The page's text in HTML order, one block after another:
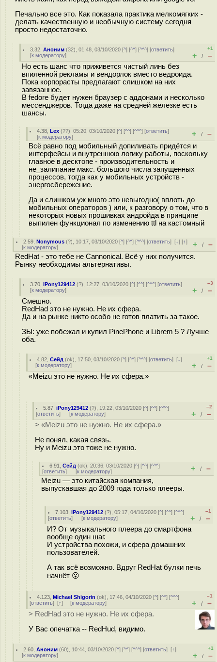
Печально все это. Как показала практика мелкомягких -
делать качественную и необычную систему сегодня
просто недостаточно.
3.32 ,Аноним (32), 01:48, 03/10/2020 [^] [^^] [^^^] [ответить]
[к модератору]
+1
+ / –
Но есть шанс что приживется чистый линь без
впиленной рекламы и вендорлок вместо ведроида.
Пока корпорасты предлагают слишком на них
завязанное.
В fedore будет нужен браузер с аддонами и несколько
мессенджеров. Тогда даже на средней железке есть
шансы.
4.38 ,Lex (??), 05:20, 03/10/2020 [^] [^^] [^^^] [ответить]
[к модератору] + / –
Всё равно под мобильный допиливать придётся и
интерфейсы и внутреннюю логику работы, поскольку
главное в десктопе - производительность и
не_залипание макс. большого числа запущенных
процессов, тогда как у мобильных устройств -
энергосбережение.
Да и слишком уж много это невыгодно( вплоть до
мобильных операторов ) или, к разговору о том, что в
некоторых новых прошивках андройда в принципе
выпилен функционал по изменению ttl на кастомный
2.59 ,Nonymous (?), 10:17, 03/10/2020 [^] [^^] [^^^] [ответить][↓] [↑]
[к модератору] + / –
RedHat - это тебе не Cannonical. Всё у них получится.
Рынку необходимы альтернативы.
3.70 ,iPony129412 (?), 12:27, 03/10/2020 [^] [^^] [^^^] [ответить]
[к модератору]
–3
+ / –
Смешно.
RedHad это не нужно. Не их сфера.
Да и на рынке никто особо не готов платить за такое.
ЗЫ: уже побежал и купил PinePhone и Librem 5 ? Лучше
оба.
4.82 ,Сейд (ok), 17:50, 03/10/2020 [^] [^^] [^^^] [ответить][↓]
[к модератору]
+1
+ / –
«Meizu это не нужно. Не их сфера.»
5.87 ,iPony129412 (?), 19:22, 03/10/2020 [^] [^^] [^^^]
[ответить] [к модератору]
–2
+ / –
> «Meizu это не нужно. Не их сфера.»
Не понял, какая связь.
Ну и Meizu это тоже не нужно.
6.91 ,Сейд (ok), 20:36, 03/10/2020 [^] [^^] [^^^]
[ответить] [к модератору] + / –
Meizu — это китайская компания,
выпускавшая до 2009 года только плееры.
7.103 ,iPony129412 (?), 05:17, 04/10/2020 [^] [^^] [^^^]
[ответить] [к модератору]
–1
+ / –
И? От музыкального плеера до смартфона
вообще один шаг.
И устройства похожи, и сфера домашних
пользователей.
А так всё возможно. Вдруг RedHat булки печь
начнёт 😮
4.123 ,Michael Shigorin (ok), 17:46, 04/10/2020 [^] [^^] [^^^]
[ответить] [↑] [к модератору]
–1
+ / –
> RedHad это не нужно. Не их сфера.
У Вас опечатка -- RedHud, видимо.
2.60 ,Аноним (60), 10:44, 03/10/2020 [^] [^^] [^^^] [ответить][↑]
[к модератору]
+1
+ / –